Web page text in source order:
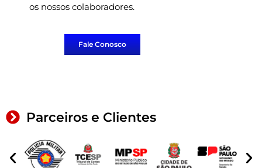
os nossos colaboradores.
Fale Conosco
Parceiros e Clientes